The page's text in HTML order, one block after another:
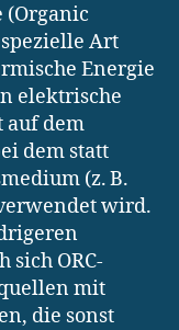
(Organic
Art
Energie
elektrische
auf dem
dem statt
(z. B.
wird.
sich ORC-
mit
die sonst